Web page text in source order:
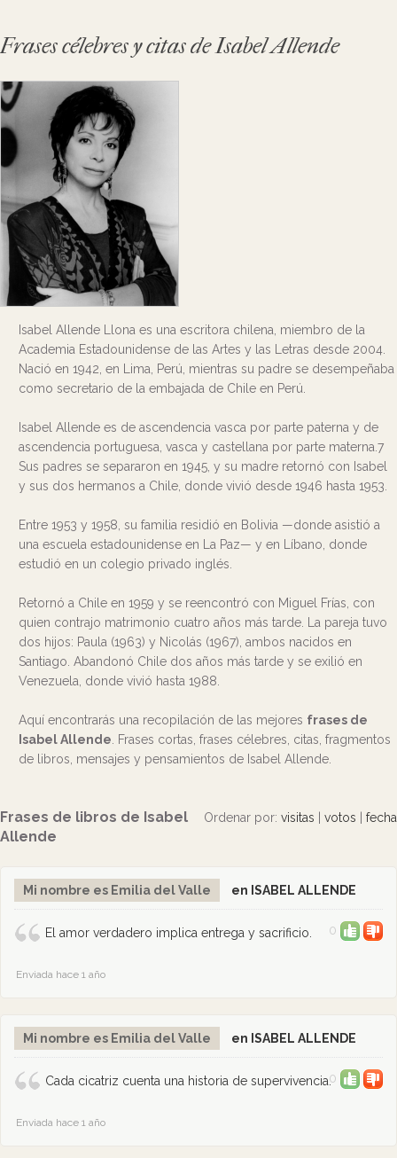
Frases célebres y citas de Isabel Allende
Isabel Allende Llona es una escritora chilena, miembro de la
Academia Estadounidense de las Artes y las Letras desde 2004.
Nació en 1942, en Lima, Perú, mientras su padre se desempeñaba
como secretario de la embajada de Chile en Perú.
Isabel Allende es de ascendencia vasca por parte paterna y de
ascendencia portuguesa, vasca y castellana por parte materna.7
Sus padres se separaron en 1945, y su madre retornó con Isabel
y sus dos hermanos a Chile, donde vivió desde 1946 hasta 1953.
Entre 1953 y 1958, su familia residió en Bolivia —donde asistió a
una escuela estadounidense en La Paz— y en Líbano, donde
estudió en un colegio privado inglés.
Retornó a Chile en 1959 y se reencontró con Miguel Frías, con
quien contrajo matrimonio cuatro años más tarde. La pareja tuvo
dos hijos: Paula (1963) y Nicolás (1967), ambos nacidos en
Santiago. Abandonó Chile dos años más tarde y se exilió en
Venezuela, donde vivió hasta 1988.
Aquí encontrarás una recopilación de las mejores frases de
Isabel Allende . Frases cortas, frases célebres, citas, fragmentos
de libros, mensajes y pensamientos de Isabel Allende.
Ordenar por: visitas votos fecha
Frases de libros de Isabel
Allende
Mi nombre es Emilia del Valle en ISABEL ALLENDE
El amor verdadero implica entrega y sacrificio. 0
Enviada hace 1 año
Mi nombre es Emilia del Valle en ISABEL ALLENDE
Cada cicatriz cuenta una historia de supervivencia.0
Enviada hace 1 año